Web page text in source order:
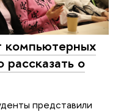
компьютерных
о
представили